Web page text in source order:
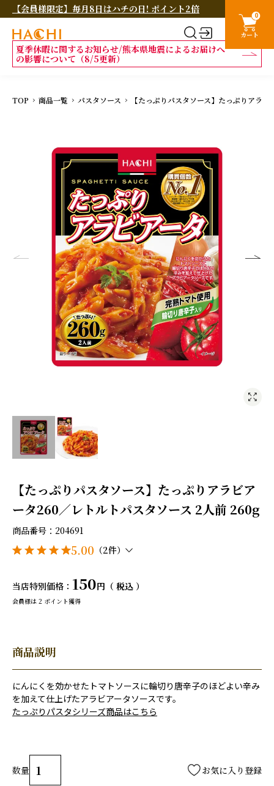
【会員様限定】毎月8日はハチの日! ポイント2倍
夏季休暇に関するお知らせ/熊本県地震によるお届けへ
の影響について（8/5更新）
0
カート
TOP 商品一覧 パスタソース 【たっぷりパスタソース】たっぷりアラ
【たっぷりパスタソース】たっぷりアラビア
ータ260／レトルトパスタソース 2人前 260g
商品番号 204691
5.00 （2件）
当店特別価格 150 税込
会員様は 2 ポイント獲得
商品説明
にんにくを効かせたトマトソースに輪切り唐辛子のほどよい辛み
を加えて仕上げたアラビアータソースです。
たっぷりパスタシリーズ商品はこちら
お気に入り登録